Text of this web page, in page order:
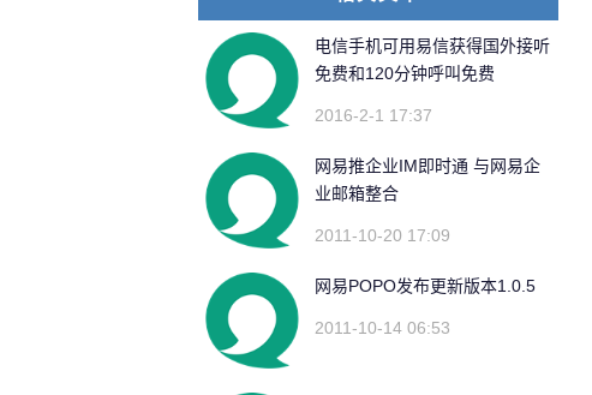
电信手机可用易信获得国外接听
免费和120分钟呼叫免费
2016-2-1 17:37
网易推企业IM即时通 与网易企
业邮箱整合
2011-10-20 17:09
网易POPO发布更新版本1.0.5
2011-10-14 06:53